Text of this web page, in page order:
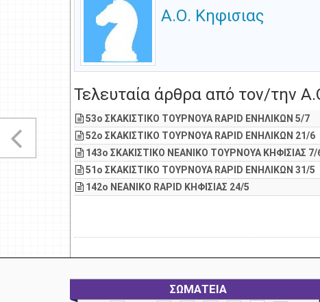
Α.Ο. Κηφισιας
Τελευταία άρθρα από τον/την
53o ΣΚΑΚΙΣΤΙΚΟ ΤΟΥΡΝΟΥΑ RAPID ΕΝΗΛΙΚΩΝ 5/7
52o ΣΚΑΚΙΣΤΙΚΟ ΤΟΥΡΝΟΥΑ RAPID ΕΝΗΛΙΚΩΝ 21/6
143o ΣΚΑΚΙΣΤΙΚΟ ΝΕΑΝΙΚΟ ΤΟΥΡΝΟΥΑ ΚΗΦΙΣΙΑΣ 7/
51o ΣΚΑΚΙΣΤΙΚΟ ΤΟΥΡΝΟΥΑ RAPID ΕΝΗΛΙΚΩΝ 31/5
142ο ΝΕΑΝΙΚΟ RAPID ΚΗΦΙΣΙΑΣ 24/5
ΣΩΜΑΤΕΙΑ